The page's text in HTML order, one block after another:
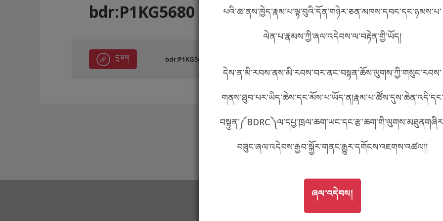
བོད་ཡིག
English
ភាសាខ្មែរ
པའི་ཆ་ནས་ཁྱེད་རྣམ་པ་ལྟ་བུའི་དོན་གཉེར་ཅན་མཁས་དབང་དང་ཉམས་པ་
ལེན་པ་རྣམས་ཀྱི་ཞལ་འདེབས་ལ་བརྟེན་གྱི་ཡོད།
དེས་ན་མི་རབས་ནས་མི་རབས་བར་ནང་བསྟན་ཆོས་ལུགས་ཀྱི་གསུང་རབས་
གནས་ཐུབ་པར་ཡིད་ཆེས་དང་མོས་པ་ཡོད་ན།རྣམ་པ་ཚོས་དུས་ཆེན་འདི་དང་
བཟུང་ཞལ་འདེབས་རྒྱབ་སྐྱོར་གནང་རྒྱུར་དགོངས་འཇགས་འཚལ།།
GO TOཞལ་འདེབས།
ཞལ་འདེབས།
bdr:P1KG5680
དྲ་ཐག bdr:P1KG5680